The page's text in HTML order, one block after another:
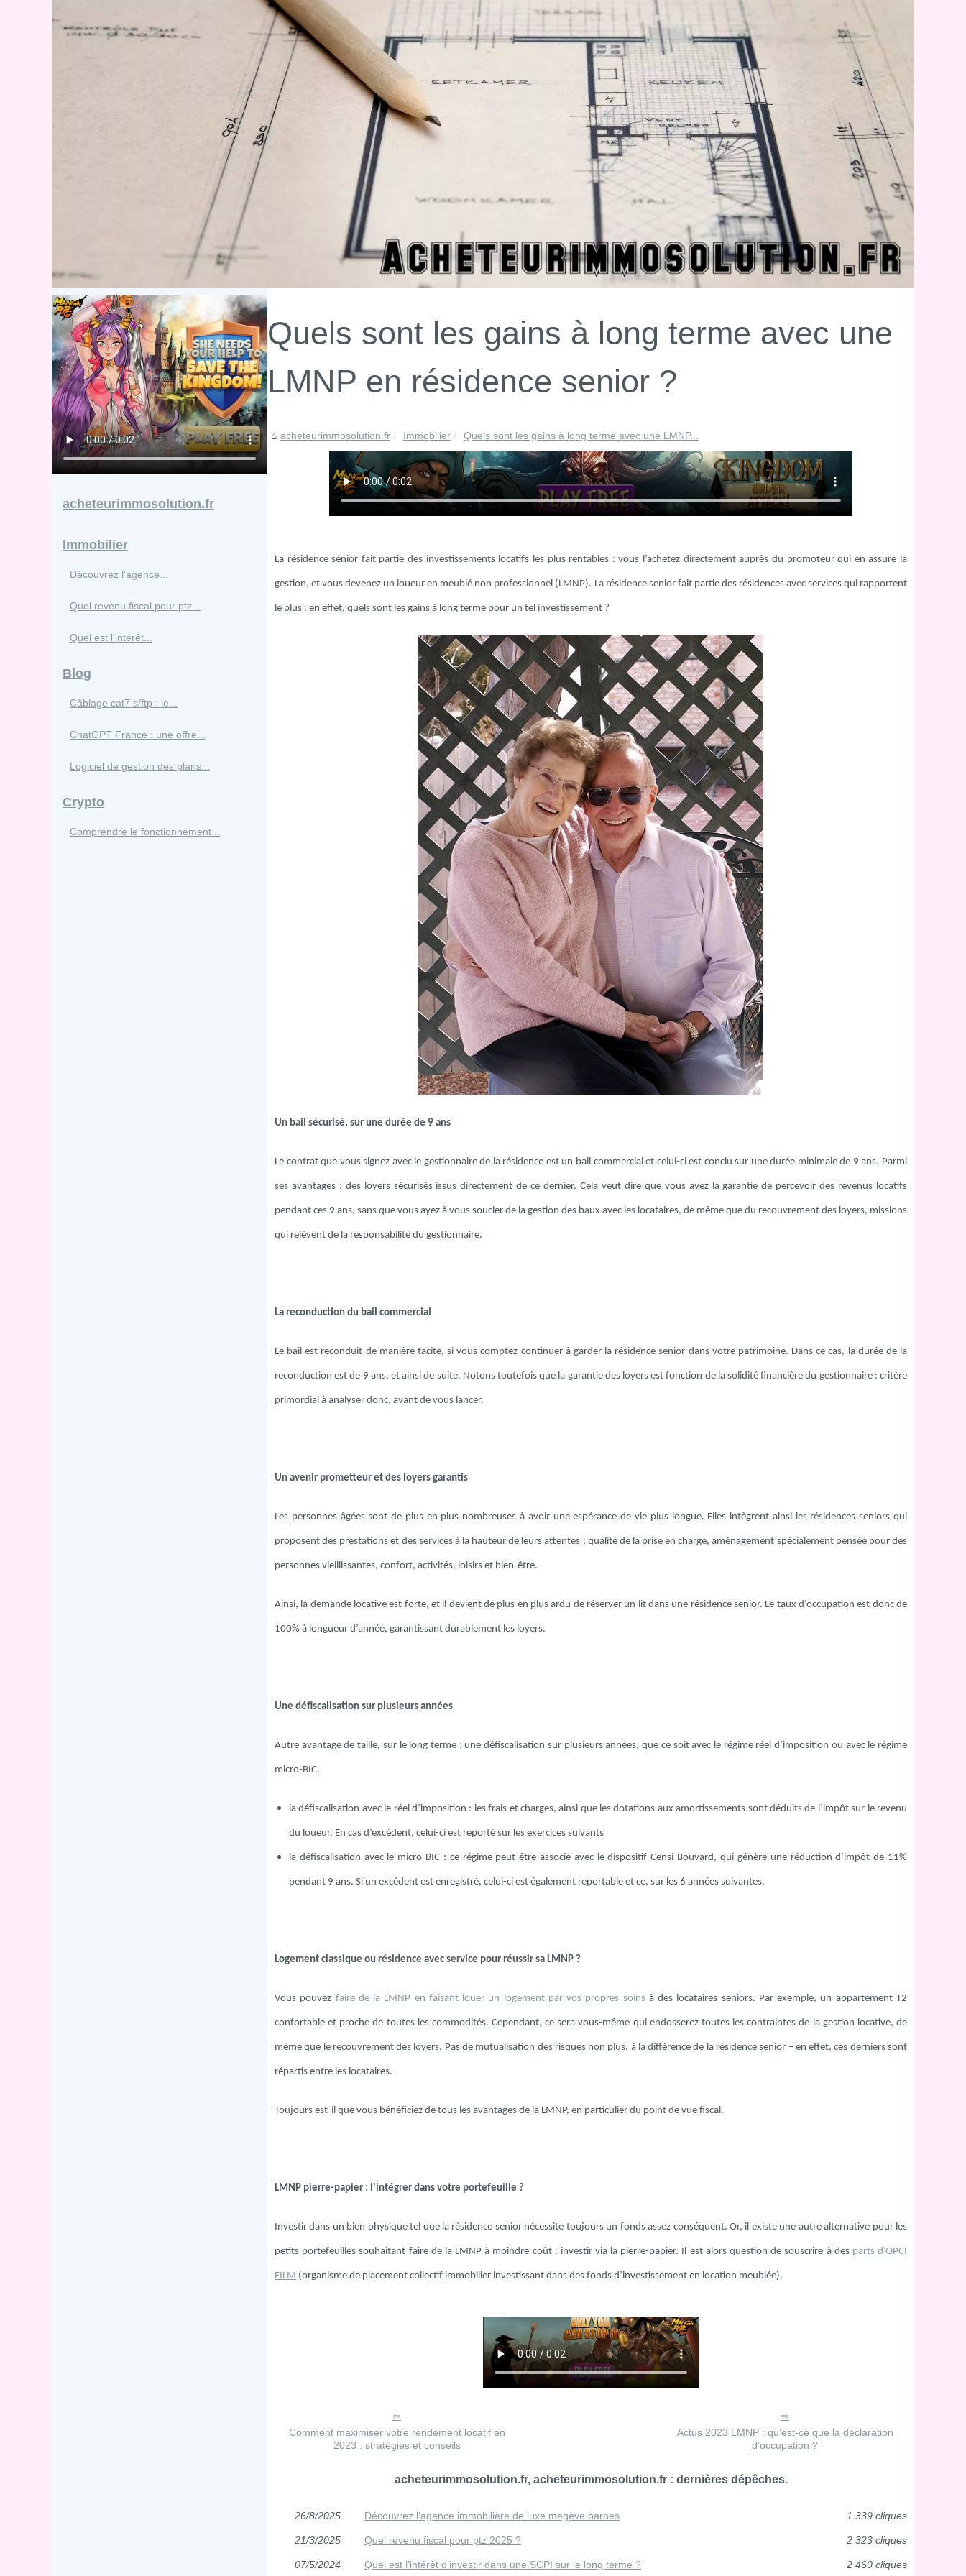
Quels sont les gains à long terme avec une
LMNP en résidence senior ?
acheteurimmosolution.fr Immobilier Quels sont les gains à long terme avec une LMNP...
La résidence sénior fait partie des investissements locatifs les plus rentables : vous l’achetez directement auprès du promoteur qui en assure la
gestion, et vous devenez un loueur en meublé non professionnel (LMNP). La résidence senior fait partie des résidences avec services qui rapportent
le plus : en effet, quels sont les gains à long terme pour un tel investissement ?
Un bail sécurisé, sur une durée de 9 ans
Le contrat que vous signez avec le gestionnaire de la résidence est un bail commercial et celui-ci est conclu sur une durée minimale de 9 ans. Parmi
ses avantages : des loyers sécurisés issus directement de ce dernier. Cela veut dire que vous avez la garantie de percevoir des revenus locatifs
pendant ces 9 ans, sans que vous ayez à vous soucier de la gestion des baux avec les locataires, de même que du recouvrement des loyers, missions
qui relèvent de la responsabilité du gestionnaire.
La reconduction du bail commercial
Le bail est reconduit de manière tacite, si vous comptez continuer à garder la résidence senior dans votre patrimoine. Dans ce cas, la durée de la
reconduction est de 9 ans, et ainsi de suite. Notons toutefois que la garantie des loyers est fonction de la solidité financière du gestionnaire : critère
primordial à analyser donc, avant de vous lancer.
Un avenir prometteur et des loyers garantis
Les personnes âgées sont de plus en plus nombreuses à avoir une espérance de vie plus longue. Elles intègrent ainsi les résidences seniors qui
proposent des prestations et des services à la hauteur de leurs attentes : qualité de la prise en charge, aménagement spécialement pensée pour des
personnes vieillissantes, confort, activités, loisirs et bien-être.
Ainsi, la demande locative est forte, et il devient de plus en plus ardu de réserver un lit dans une résidence senior. Le taux d’occupation est donc de
100% à longueur d’année, garantissant durablement les loyers.
Une défiscalisation sur plusieurs années
Autre avantage de taille, sur le long terme : une défiscalisation sur plusieurs années, que ce soit avec le régime réel d’imposition ou avec le régime
micro-BIC.
la défiscalisation avec le réel d’imposition : les frais et charges, ainsi que les dotations aux amortissements sont déduits de l’impôt sur le revenu
du loueur. En cas d’excédent, celui-ci est reporté sur les exercices suivants
la défiscalisation avec le micro BIC : ce régime peut être associé avec le dispositif Censi-Bouvard, qui génère une réduction d’impôt de 11%
pendant 9 ans. Si un excédent est enregistré, celui-ci est également reportable et ce, sur les 6 années suivantes.
Logement classique ou résidence avec service pour réussir sa LMNP ?
Vous pouvez faire de la LMNP en faisant louer un logement par vos propres soinsà des locataires seniors. Par exemple, un appartement T2
confortable et proche de toutes les commodités. Cependant, ce sera vous-même qui endosserez toutes les contraintes de la gestion locative, de
même que le recouvrement des loyers. Pas de mutualisation des risques non plus, à la différence de la résidence senior – en effet, ces derniers sont
répartis entre les locataires.
Toujours est-il que vous bénéficiez de tous les avantages de la LMNP, en particulier du point de vue fiscal.
LMNP pierre-papier : l'intégrer dans votre portefeuille ?
Investir dans un bien physique tel que la résidence senior nécessite toujours un fonds assez conséquent. Or, il existe une autre alternative pour les
petits portefeuilles souhaitant faire de la LMNP à moindre coût : investir via la pierre-papier. Il est alors question de souscrire à des parts d’OPCI
FILM (organisme de placement collectif immobilier investissant dans des fonds d’investissement en location meublée).
Comment maximiser votre rendement locatif en
2023 : stratégies et conseils
Actus 2023 LMNP : qu’est-ce que la déclaration
d’occupation ?
acheteurimmosolution.fr, acheteurimmosolution.fr : dernières dépêches.
26/8/2025 Découvrez l'agence immobilière de luxe megève barnes 1 339 cliques
21/3/2025 Quel revenu fiscal pour ptz 2025 ? 2 323 cliques
07/5/2024 Quel est l’intérêt d’investir dans une SCPI sur le long terme ? 2 460 cliques
acheteurimmosolution.fr
Immobilier
Découvrez l'agence...
Quel revenu fiscal pour ptz...
Quel est l’intérêt...
Blog
Câblage cat7 s/ftp : le...
ChatGPT France : une offre...
Logiciel de gestion des plans...
Crypto
Comprendre le fonctionnement...